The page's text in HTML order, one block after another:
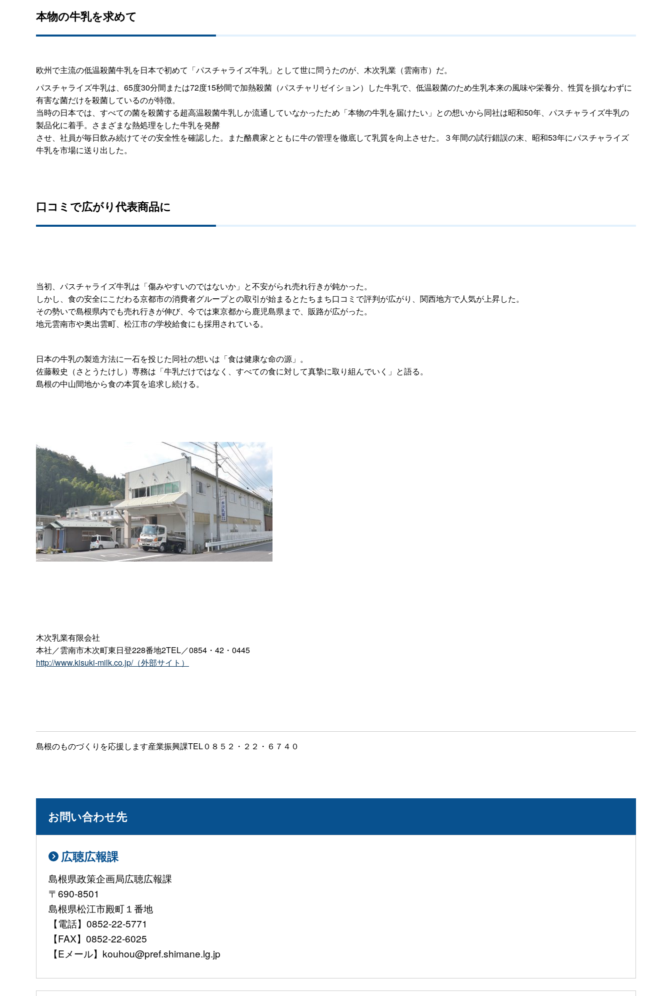
本物の牛乳を求めて
欧州で主流の低温殺菌牛乳を日本で初めて「パスチャライズ牛乳」として世に問うたのが、木次乳業（雲南市）だ。
パスチャライズ牛乳は、65度30分間または72度15秒間で加熱殺菌（パスチャリゼイション）した牛乳で、低温殺菌のため生乳本来の風味や栄養分、性質を損なわずに
有害な菌だけを殺菌しているのが特徴。
当時の日本では、すべての菌を殺菌する超高温殺菌牛乳しか流通していなかったため「本物の牛乳を届けたい」との想いから同社は昭和50年、パスチャライズ牛乳の
製品化に着手。さまざまな熱処理をした牛乳を発酵
させ、社員が毎日飲み続けてその安全性を確認した。また酪農家とともに牛の管理を徹底して乳質を向上させた。３年間の試行錯誤の末、昭和53年にパスチャライズ
牛乳を市場に送り出した。
口コミで広がり代表商品に
当初、パスチャライズ牛乳は「傷みやすいのではないか」と不安がられ売れ行きが鈍かった。
しかし、食の安全にこだわる京都市の消費者グループとの取引が始まるとたちまち口コミで評判が広がり、関西地方で人気が上昇した。
その勢いで島根県内でも売れ行きが伸び、今では東京都から鹿児島県まで、販路が広がった。
地元雲南市や奥出雲町、松江市の学校給食にも採用されている。
日本の牛乳の製造方法に一石を投じた同社の想いは「食は健康な命の源」。
佐藤毅史（さとうたけし）専務は「牛乳だけではなく、すべての食に対して真摯に取り組んでいく」と語る。
島根の中山間地から食の本質を追求し続ける。
木次乳業有限会社
本社／雲南市木次町東日登228番地2TEL／0854・42・0445
http://www.kisuki-milk.co.jp/（外部サイト）
島根のものづくりを応援します産業振興課TEL０８５２・２２・６７４０
お問い合わせ先
広聴広報課
島根県政策企画局広聴広報課
〒690-8501
島根県松江市殿町１番地
【電話】0852-22-5771
【FAX】0852-22-6025
【Eメール】kouhou@pref.shimane.lg.jp